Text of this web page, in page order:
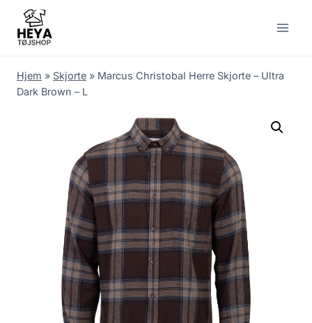
content
Hjem » Skjorte » Marcus Christobal Herre Skjorte – Ultra
Dark Brown – L